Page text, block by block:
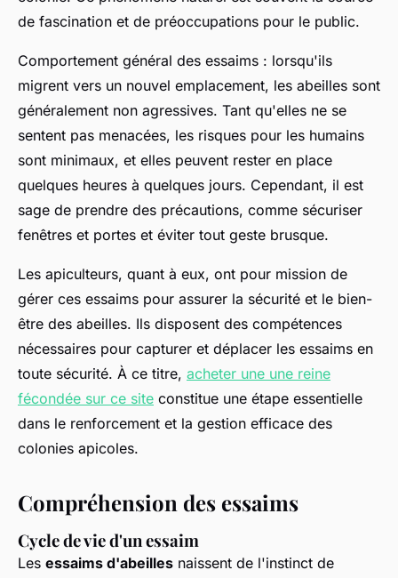
de fascination et de préoccupations pour le public.
Comportement général des essaims : lorsqu'ils
migrent vers un nouvel emplacement, les abeilles sont
généralement non agressives. Tant qu'elles ne se
sentent pas menacées, les risques pour les humains
sont minimaux, et elles peuvent rester en place
quelques heures à quelques jours. Cependant, il est
sage de prendre des précautions, comme sécuriser
fenêtres et portes et éviter tout geste brusque.
Les apiculteurs, quant à eux, ont pour mission de
gérer ces essaims pour assurer la sécurité et le bien-
être des abeilles. Ils disposent des compétences
nécessaires pour capturer et déplacer les essaims en
toute sécurité. À ce titre, acheter une une reine
fécondée sur ce site constitue une étape essentielle
dans le renforcement et la gestion efficace des
colonies apicoles.
Compréhension des essaims
Cycle de vie d'un essaim
Les essaims d'abeilles naissent de l'instinct de